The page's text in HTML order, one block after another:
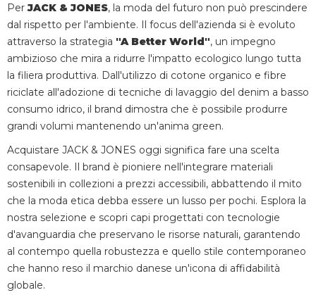
PerJACK & JONES, la moda del futuro non può prescindere
dal rispetto per l'ambiente. Il focus dell'azienda si è evoluto
attraverso la strategia "A Better World", un impegno
ambizioso che mira a ridurre l'impatto ecologico lungo tutta
la filiera produttiva. Dall'utilizzo di cotone organico e fibre
riciclate all'adozione di tecniche di lavaggio del denim a basso
consumo idrico, il brand dimostra che è possibile produrre
grandi volumi mantenendo un'anima green.
Acquistare JACK & JONES oggi significa fare una scelta
consapevole. Il brand è pioniere nell'integrare materiali
sostenibili in collezioni a prezzi accessibili, abbattendo il mito
che la moda etica debba essere un lusso per pochi. Esplora la
nostra selezione e scopri capi progettati con tecnologie
d'avanguardia che preservano le risorse naturali, garantendo
al contempo quella robustezza e quello stile contemporaneo
che hanno reso il marchio danese un'icona di affidabilità
globale.